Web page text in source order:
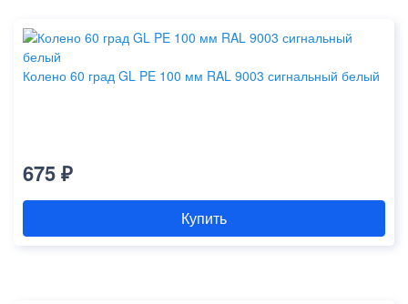
Колено 60 град GL PE 100 мм RAL 9003 сигнальный белый
675 ₽
Купить